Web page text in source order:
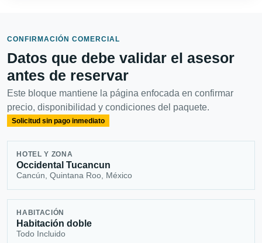
CONFIRMACIÓN COMERCIAL
Datos que debe validar el asesor
antes de reservar
Este bloque mantiene la página enfocada en confirmar
precio, disponibilidad y condiciones del paquete.
Solicitud sin pago inmediato
HOTEL Y ZONA
Occidental Tucancun
Cancún, Quintana Roo, México
HABITACIÓN
Habitación doble
Todo Incluido